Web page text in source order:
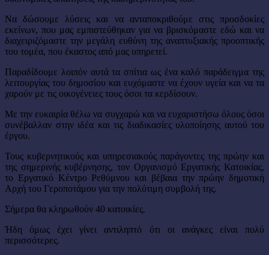
Να δώσουμε λύσεις και να ανταποκριθούμε στις προσδοκίες
εκείνων, που μας εμπιστεύθηκαν για να βρισκόμαστε εδώ και να
διαχειριζόμαστε την μεγάλη ευθύνη της αναπτυξιακής προοπτικής
του τομέα, που έκαστος από μας υπηρετεί.
Παραδίδουμε λοιπόν αυτά τα σπίτια ως ένα καλό παράδειγμα της
λειτουργίας του δημοσίου και ευχόμαστε να έχουν υγεία και να τα
χαρούν με τις οικογένειες τους όσοι τα κερδίσουν.
Με την ευκαιρία θέλω να συγχαρώ και να ευχαριστήσω όλους όσοι
συνέβαλλαν στην ιδέα και τις διαδικασίες υλοποίησης αυτού του
έργου.
Τους κυβερνητικούς και υπηρεσιακούς παράγοντες της πρώην και
της σημερινής κυβέρνησης, τον Οργανισμό Εργατικής Κατοικίας,
το Εργατικό Κέντρο Ρεθύμνου και βέβαια την πρώην δημοτική
Αρχή του Γεροποτάμου για την πολύτιμη συμβολή της.
Σήμερα θα κληρωθούν 40 κατοικίες.
Ήδη όμως έχει γίνει αντιληπτό ότι οι ανάγκες είναι πολύ
περισσότερες.